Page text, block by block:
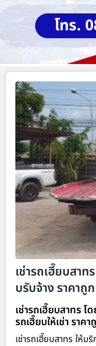
โทร.
เช่ารถเฮี๊ยบสา
บรับจ้าง ราคาถูก
เช่ารถเฮี๊ยบสาทร โ
รถเฮี๊ยบให้เช่า รา
เช่ารถเฮี๊ยบสาทร ให้บ